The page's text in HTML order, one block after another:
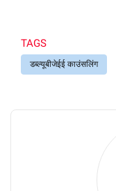
TAGS
डब्ल्यूबीजेईई काउंसलिंग